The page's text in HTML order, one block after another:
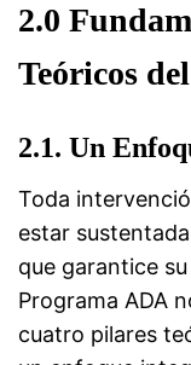
2.0
Teóricos
2.1. Un
Toda
estar
que garantice
Programa ADA
cuatro pilares